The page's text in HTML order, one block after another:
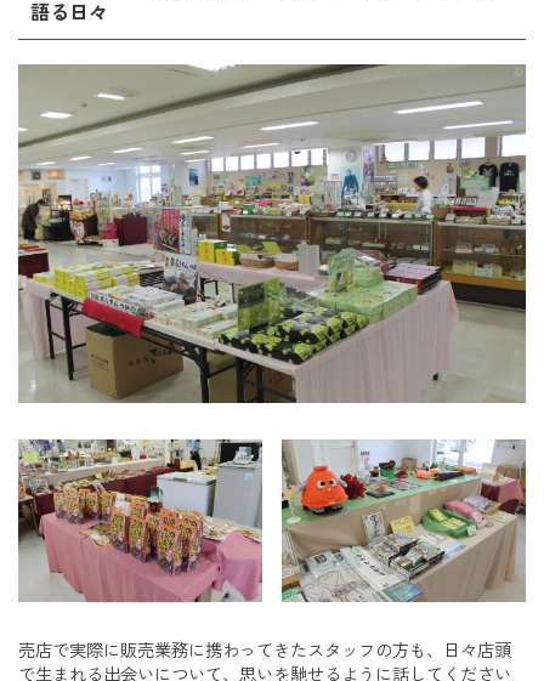
語る日々
売店で実際に販売業務に携わってきたスタッフの方も、日々店頭
で生まれる出会いについて、思いを馳せるように話してください